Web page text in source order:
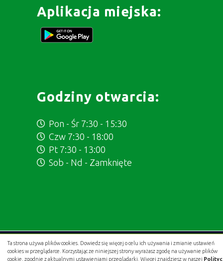
Ta strona używa plików cookies. Dowiedz się więcej o celu ich używania i zmianie ustawień
cookies w przeglądarce. Korzystając ze niniejszej strony wyrażasz zgodę na używanie plików
cookie, zgodnie z aktualnymi ustawieniami przeglądarki. Więcej znajdziesz w naszej
Aplikacja miejska:
Godziny otwarcia:
Pon - Śr 7:30 - 15:30
Czw 7:30 - 18:00
Pt 7:30 - 13:00
Sob - Nd - Zamknięte
Projekt i wykonanie:.gold studio digital